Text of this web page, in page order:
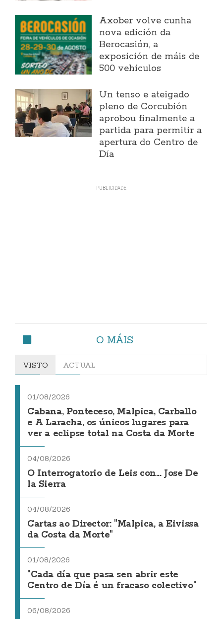
Axober volve cunha
nova edición da
Berocasión, a
exposición de máis de
500 vehículos
Un tenso e ateigado
pleno de Corcubión
aprobou finalmente a
partida para permitir a
apertura do Centro de
Día
O MÁIS
VISTO ACTUAL
01/08/2026
Cabana, Ponteceso, Malpica, Carballo
e A Laracha, os únicos lugares para
ver a eclipse total na Costa da Morte
04/08/2026
O Interrogatorio de Leis con... Jose De
la Sierra
04/08/2026
Cartas ao Director: "Malpica, a Eivissa
da Costa da Morte"
01/08/2026
"Cada día que pasa sen abrir este
Centro de Día é un fracaso colectivo"
06/08/2026